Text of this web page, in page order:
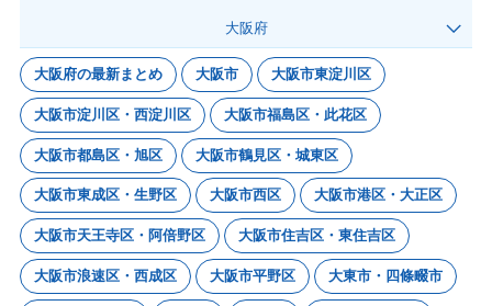
大阪府
大阪府の最新まとめ 大阪市 大阪市東淀川区
大阪市淀川区・西淀川区 大阪市福島区・此花区
大阪市都島区・旭区 大阪市鶴見区・城東区
大阪市東成区・生野区 大阪市西区 大阪市港区・大正区
大阪市天王寺区・阿倍野区 大阪市住吉区・東住吉区
大阪市浪速区・西成区 大阪市平野区 大東市・四條畷市